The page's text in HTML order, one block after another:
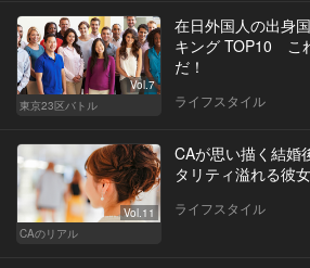
Vol.7
東京23区バトル
在日外国人の出身
キング TOP10 こ
だ！
ライフスタイル
Vol.11
CAのリアル
CAが思い描く結婚
タリティ溢れる彼
ライフスタイル